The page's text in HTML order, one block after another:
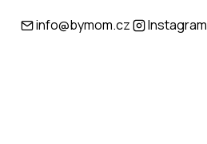
info@bymom.cz Instagram